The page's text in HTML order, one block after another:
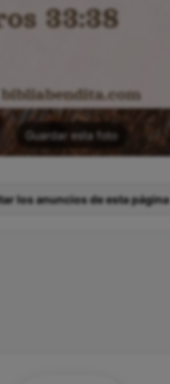
Guardar esta foto
los anuncios de esta página